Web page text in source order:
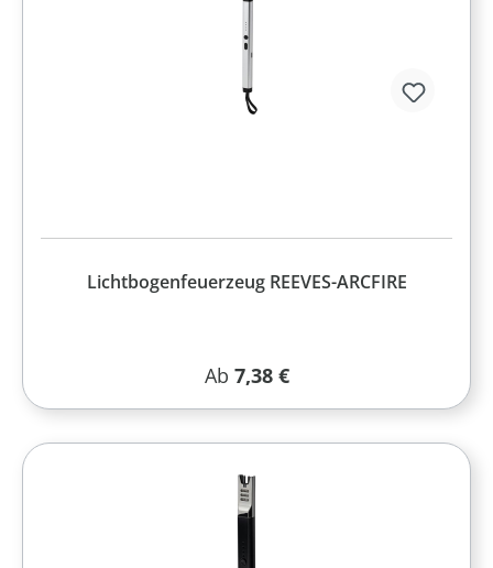
Lichtbogenfeuerzeug REEVES-ARCFIRE
Regulärer Preis:
Ab 7,38 €